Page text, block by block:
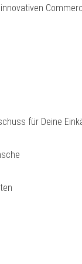
für Deine